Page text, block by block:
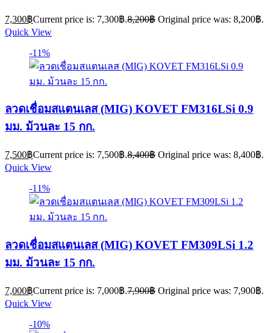
7,300฿Current price is: 7,300฿.8,200฿ Original price was: 8,200฿.
Quick View
-11%
ลวดเชื่อมสแตนเลส (MIG) KOVET FM316LSi 0.9
มม. ม้วนละ 15 กก.
7,500฿Current price is: 7,500฿.8,400฿ Original price was: 8,400฿.
Quick View
-11%
ลวดเชื่อมสแตนเลส (MIG) KOVET FM309LSi 1.2
มม. ม้วนละ 15 กก.
7,000฿Current price is: 7,000฿.7,900฿ Original price was: 7,900฿.
Quick View
-10%